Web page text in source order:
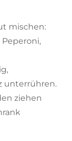
mischen:
Peperoni,
unterrühren.
ziehen